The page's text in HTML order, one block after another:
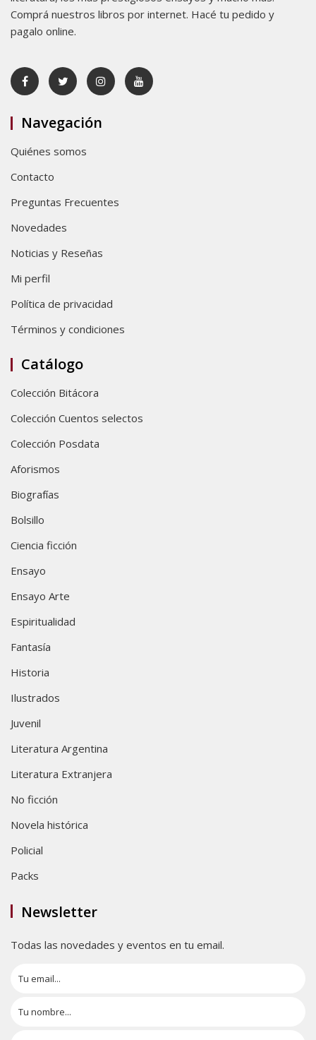
Comprá nuestros libros por internet. Hacé tu pedido y
pagalo online.
Navegación
Quiénes somos
Contacto
Preguntas Frecuentes
Novedades
Noticias y Reseñas
Mi perfil
Política de privacidad
Términos y condiciones
Catálogo
Colección Bitácora
Colección Cuentos selectos
Colección Posdata
Aforismos
Biografías
Bolsillo
Ciencia ficción
Ensayo
Ensayo Arte
Espiritualidad
Fantasía
Historia
Ilustrados
Juvenil
Literatura Argentina
Literatura Extranjera
No ficción
Novela histórica
Policial
Packs
Newsletter
Todas las novedades y eventos en tu email.